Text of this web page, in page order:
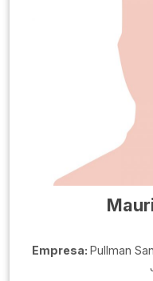
Empresa: Pullman